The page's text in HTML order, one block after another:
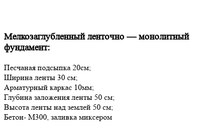
Мелкозаглубленный ленточно — монолитный
фундамент:
Песчаная подсыпка 20см;
Ширина ленты 30 см;
Арматурный каркас 10мм;
Глубина заложения ленты 50 см;
Высота ленты над землей 50 см;
Бетон- М300, заливка миксером